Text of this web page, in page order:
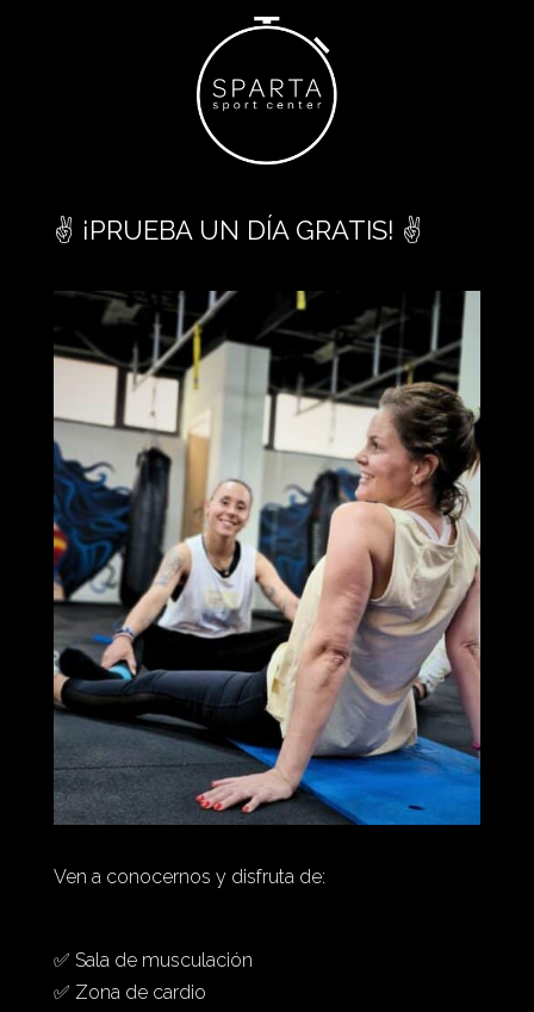
✌️ ¡PRUEBA UN DÍA GRATIS! ✌️
Ven a conocernos y disfruta de:
✅ Sala de musculación
✅ Zona de cardio